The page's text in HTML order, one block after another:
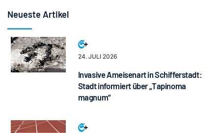
Neueste Artikel
24. JULI 2026
Invasive Ameisenart in Schifferstadt:
Stadt informiert über „Tapinoma
magnum“